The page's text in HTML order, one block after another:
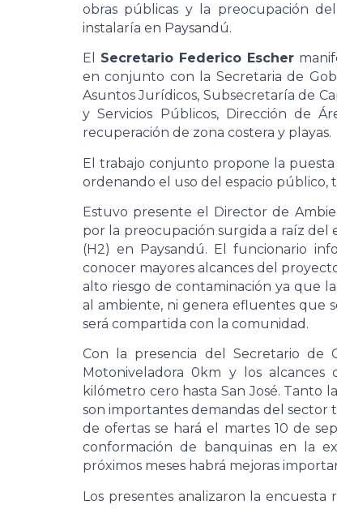
obras públicas y la preocupación
instalaría en Paysandú.
El Secretario Federico Escher
en conjunto con la Secretaria de
Asuntos Jurídicos, Subsecretaría de
y Servicios Públicos, Dirección de
recuperación de zona costera y playas.
El trabajo conjunto propone la
ordenando el uso del espacio público,
Estuvo presente el Director de
por la preocupación surgida a raíz
(H2) en Paysandú. El funcionario
conocer mayores alcances del
alto riesgo de contaminación ya que
al ambiente, ni genera efluentes que
será compartida con la comunidad.
Con la presencia del Secretario de
Motoniveladora 0km y los
kilómetro cero hasta San José. Tanto
son importantes demandas del sector
de ofertas se hará el martes 10 de
conformación de banquinas en la
próximos meses habrá mejoras
Los presentes analizaron la